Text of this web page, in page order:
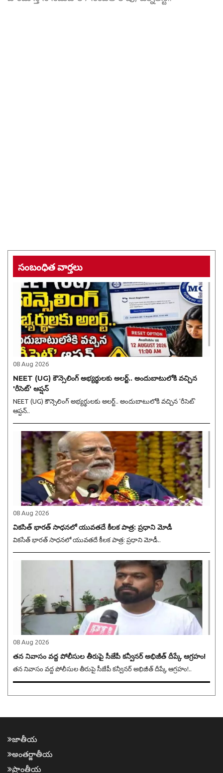
సంబంధిత వార్తలు
08 Aug 2026
NEET (UG) కౌన్సెలింగ్ అభ్యర్థులకు అలర్ట్.. అందుబాటులోకి వచ్చిన
'రీసెట్' ఆప్షన్
NEET (UG) కౌన్సెలింగ్ అభ్యర్థులకు అలర్ట్.. అందుబాటులోకి వచ్చిన 'రీసెట్'
ఆప్షన్..
08 Aug 2026
వికసిత్ భారత్ సాధనలో యువతదే కీలక పాత్ర: ప్రధాని మోడీ
వికసిత్ భారత్ సాధనలో యువతదే కీలక పాత్ర: ప్రధాని మోడీ..
08 Aug 2026
తన నివాసం వద్ద పోలీసుల తీరుపై సీజేపీ కన్వీనర్ అభిజీత్ దీప్కే ఆగ్రహం!
తన నివాసం వద్ద పోలీసుల తీరుపై సీజేపీ కన్వీనర్ అభిజీత్ దీప్కే ఆగ్రహం!..
జాతీయ
అంత‌ర్జాతీయ
ప్రాంతీయ‌